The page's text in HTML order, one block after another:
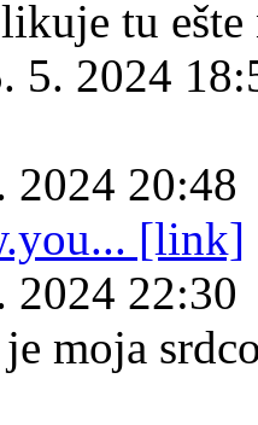
tu
5. 2024
2024 20:48
[link]
2024 22:30
moja